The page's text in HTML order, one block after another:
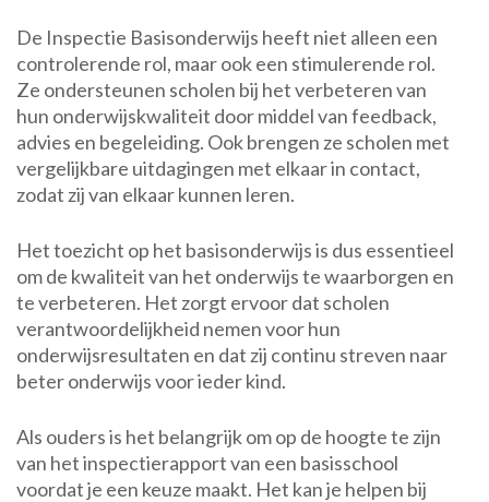
De Inspectie Basisonderwijs heeft niet alleen een
controlerende rol, maar ook een stimulerende rol.
Ze ondersteunen scholen bij het verbeteren van
hun onderwijskwaliteit door middel van feedback,
advies en begeleiding. Ook brengen ze scholen met
vergelijkbare uitdagingen met elkaar in contact,
zodat zij van elkaar kunnen leren.
Het toezicht op het basisonderwijs is dus essentieel
om de kwaliteit van het onderwijs te waarborgen en
te verbeteren. Het zorgt ervoor dat scholen
verantwoordelijkheid nemen voor hun
onderwijsresultaten en dat zij continu streven naar
beter onderwijs voor ieder kind.
Als ouders is het belangrijk om op de hoogte te zijn
van het inspectierapport van een basisschool
voordat je een keuze maakt. Het kan je helpen bij